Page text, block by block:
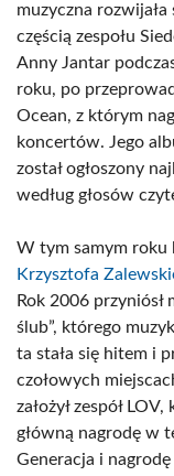
muzyczna
częścią zespołu
Anny Jantar
roku, po
Ocean, z którym
koncertów. Jego
został ogłoszony
według głosów
W tym samym roku
Krzysztofa
Rok 2006 przyniósł
ślub”, którego
ta stała się hitem i
czołowych
założył zespół
główną nagrodę w
Generacja i